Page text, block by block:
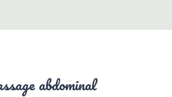
abdominal